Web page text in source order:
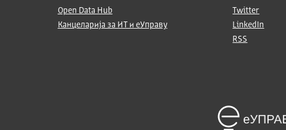
Open Data Hub
Канцеларија за ИТ и еУправу
Twitter
LinkedIn
RSS